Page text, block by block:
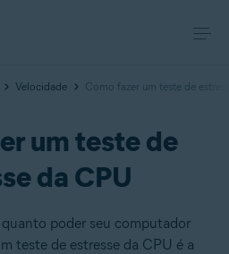
Velocidade Como fazer um teste de
um teste de
da CPU
poder seu computador
teste de estresse da CPU é a